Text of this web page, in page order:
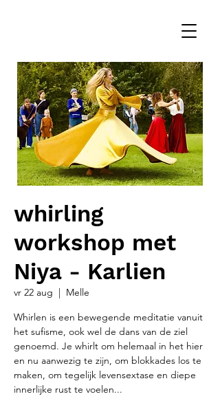
whirling
workshop met
Niya - Karlien
vr 22 aug
  |
Melle
Whirlen is een bewegende meditatie vanuit
het sufisme, ook wel de dans van de ziel
genoemd. Je whirlt om helemaal in het hier
en nu aanwezig te zijn, om blokkades los te
maken, om tegelijk levensextase en diepe
innerlijke rust te voelen...